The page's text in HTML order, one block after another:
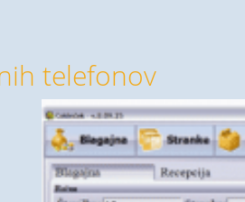
telefonov